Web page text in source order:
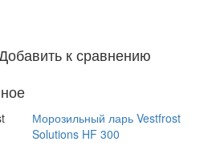
к сравнению
Морозильный ларь Vestfrost
Solutions HF 300